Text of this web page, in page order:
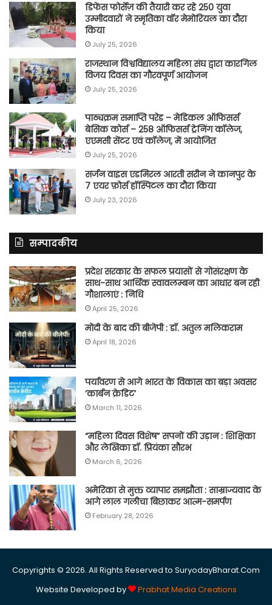
डिफेंस फोर्सेज़ की तैयारी कर रहे 250 युवा
उम्मीदवारों ने स्मृतिका वॉर मेमोरियल का दौरा
किया
July 25, 2026
राजस्थान विश्वविद्यालय महिला संघ द्वारा कारगिल
विजय दिवस का गौरवपूर्ण आयोजन
July 25, 2026
पाठ्यक्रम समाप्ति परेड – मेडिकल ऑफिसर्स
बेसिक कोर्स – 258 ऑफिसर्स ट्रेनिंग कॉलेज,
एएमसी सेंटर एवं कॉलेज, में आयोजित
July 25, 2026
सर्जन वाइस एडमिरल आरती सरीन ने कानपुर के
7 एयर फ़ोर्स हॉस्पिटल का दौरा किया
July 23, 2026
सम्पादकीय
प्रदेश सरकार के सफल प्रयासों से गोसंरक्षण के
साथ-साथ आर्थिक स्वावलम्बन का आधार बन रही
गौशालाएं : निधि
April 25, 2026
मोदी के बाद की बीजेपी : डॉ. अतुल मलिकराम
April 18, 2026
पर्यावरण से आगे भारत के विकास का बड़ा अवसर
‘कार्बन क्रेडिट’
March 11, 2026
“महिला दिवस विशेष” सपनों की उड़ान : शिक्षिका
और लेखिका डॉ. प्रियंका सौरभ
March 6, 2026
अमेरिका से मुक्त व्यापार समझौता : साम्राज्यवाद के
आगे लाल गलीचा बिछाकर आत्म-समर्पण
February 28, 2026
Copyrights © 2026. All Rights Reserved to SuryodayBharat.Com
Website Developed by
Prabhat Media Creations